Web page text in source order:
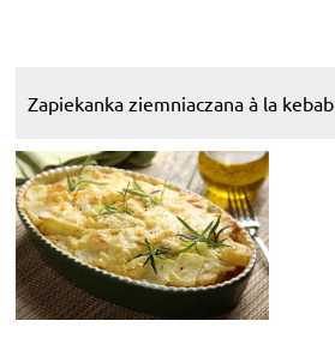
Zapiekanka ziemniaczana à la kebab